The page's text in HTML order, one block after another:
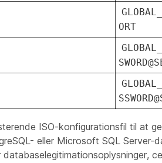
ORT
ISO-konfigurationsfil til at
eller Microsoft SQL Server-